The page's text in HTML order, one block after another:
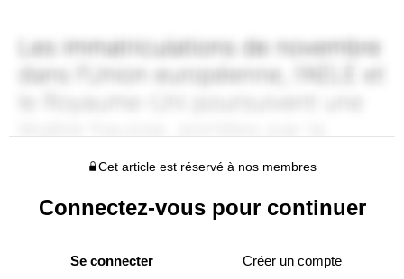
Cet article est réservé à nos membres
Connectez-vous pour continuer
Se connecter Créer un compte